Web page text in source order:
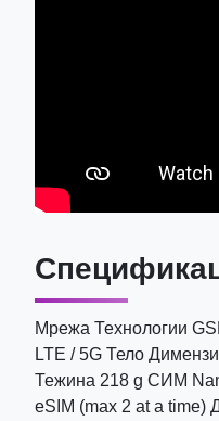
Мрежа Технологии
LTE / 5G Тело
Тежина 218 g СИМ
eSIM (max 2 at a time)